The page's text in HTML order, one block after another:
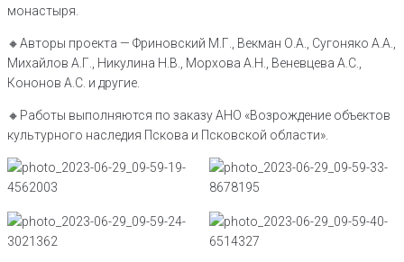
монастыря.
🔸️Авторы проекта — Фриновский М.Г., Векман О.А., Сугоняко А.А.,
Михайлов А.Г., Никулина Н.В., Морхова А.Н., Веневцева А.С.,
Кононов А.С. и другие.
🔸️Работы выполняются по заказу АНО «Возрождение объектов
культурного наследия Пскова и Псковской области».